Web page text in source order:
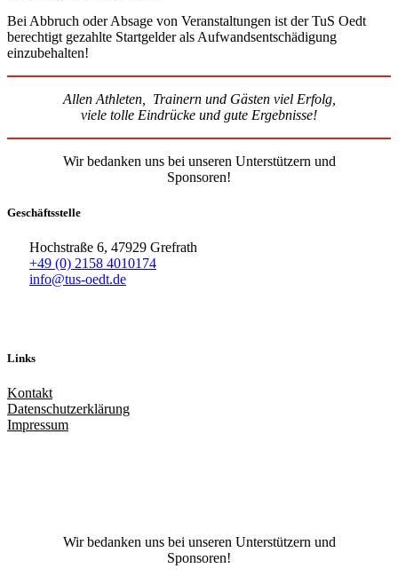
Bei Abbruch oder Absage von Veranstaltungen ist der TuS Oedt
berechtigt gezahlte Startgelder als Aufwandsentschädigung
einzubehalten!
Allen Athleten, Trainern und Gästen viel Erfolg,
viele tolle Eindrücke und gute Ergebnisse!
Wir bedanken uns bei unseren Unterstützern und
Sponsoren!
Geschäftsstelle
Hochstraße 6, 47929 Grefrath
+49 (0) 2158 4010174
info@tus-oedt.de
Links
Kontakt
Datenschutzerklärung
Impressum
Wir bedanken uns bei unseren Unterstützern und
Sponsoren!